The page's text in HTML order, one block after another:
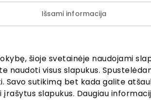
Išsami informacija
šioje svetainėje naudojami
naudoti visus slapukus.
Savo sutikimą bet kada galite
slapukus. Daugiau
prie mūsų
geriausius pasiūlymus, renginius ir
AKROPOLIS prekybos centro.